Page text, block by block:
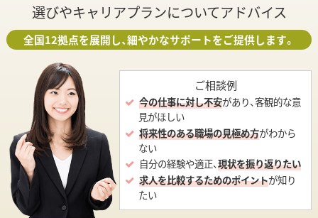
選びやキャリアプランについてアドバイス
全国12拠点を展開し、細やかなサポートをご提供します。
ご相談例
今の仕事に対し不安があり、客観的な意
見がほしい
将来性のある職場の見極め方がわから
ない
自分の経験や適正、現状を振り返りたい
求人を比較するためのポイントが知り
たい